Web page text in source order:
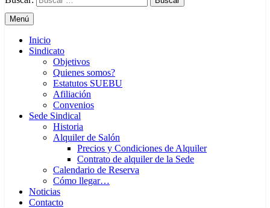
Menú
Inicio
Sindicato
Objetivos
Quienes somos?
Estatutos SUEBU
Afiliación
Convenios
Sede Sindical
Historia
Alquiler de Salón
Precios y Condiciones de Alquiler
Contrato de alquiler de la Sede
Calendario de Reserva
Cómo llegar…
Noticias
Contacto